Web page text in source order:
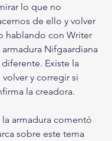
lo que no
de ello y volver
hablando con Writer
armadura Nifgaardiana
Existe la
y corregir si
la creadora.
armadura comentó
sobre este tema